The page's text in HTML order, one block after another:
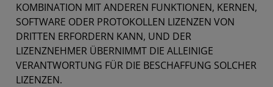
KOMBINATION MIT ANDEREN FUNKTIONEN, KERNEN,
SOFTWARE ODER PROTOKOLLEN LIZENZEN VON
DRITTEN ERFORDERN KANN, UND DER
LIZENZNEHMER ÜBERNIMMT DIE ALLEINIGE
VERANTWORTUNG FÜR DIE BESCHAFFUNG SOLCHER
LIZENZEN.